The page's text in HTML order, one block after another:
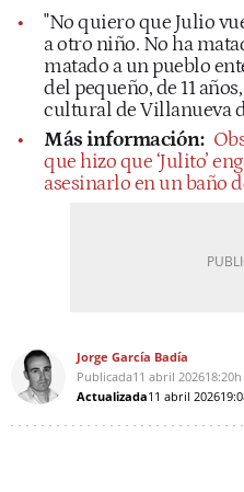
"No quiero que Julio
a otro niño. No ha
matado a un pueblo
del pequeño, de 11
cultural de Villanueva
Más información:
que hizo que ‘Julito’
asesinarlo en un baño
Jorge García Badía
Publicada11 abril 202618:20h
Actualizada11 abril 2026